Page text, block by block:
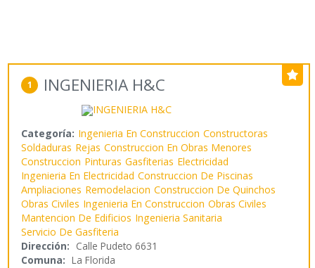
1 INGENIERIA H&C
Categoría: Ingenieria En Construccion Constructoras
Soldaduras Rejas Construccion En Obras Menores
Construccion Pinturas Gasfiterias Electricidad
Ingenieria En Electricidad Construccion De Piscinas
Ampliaciones Remodelacion Construccion De Quinchos
Obras Civiles Ingenieria En Construccion Obras Civiles
Mantencion De Edificios Ingenieria Sanitaria
Servicio De Gasfiteria
Dirección: Calle Pudeto 6631
Comuna: La Florida